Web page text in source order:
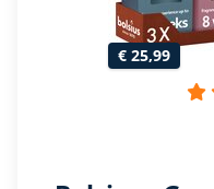
€ 25,99